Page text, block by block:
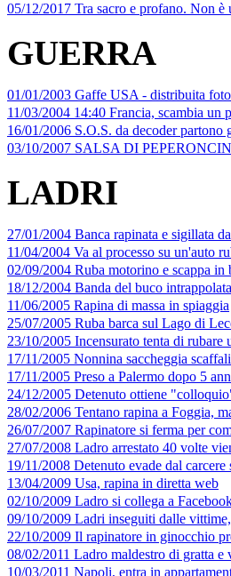
05/12/2017 Tra sacro e profano. Non
GUERRA
01/01/2003 Gaffe USA - distribuita
11/03/2004 14:40 Francia, scambia un
16/01/2006 S.O.S. da decoder partono
03/10/2007 SALSA DI
LADRI
27/01/2004 Banca rapinata e sigillata
11/04/2004 Va al processo su un'auto
02/09/2004 Ruba motorino e scappa in
18/12/2004 Banda del buco
11/06/2005 Rapina di massa in spiaggia
25/07/2005 Ruba barca sul Lago di
23/10/2005 Incensurato tenta di rubare
17/11/2005 Nonnina saccheggia
17/11/2005 Preso a Palermo dopo 5
24/12/2005 Detenuto ottiene
28/02/2006 Tentano rapina a Foggia,
26/07/2007 Rapinatore si ferma per
27/07/2008 Ladro arrestato 40 volte
19/11/2008 Detenuto evade dal
13/04/2009 Usa, rapina in diretta web
02/10/2009 Ladro si collega a
09/10/2009 Ladri inseguiti dalle
22/10/2009 Il rapinatore in ginocchio
08/02/2011 Ladro maldestro di gratta
10/03/2011 Napoli, entra in